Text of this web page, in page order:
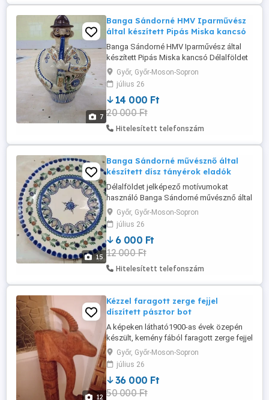
7
Banga Sándorné HMV Iparművész
által készített Pipás Miska kancsó
Banga Sándorné HMV Iparművész által
készített Pipás Miska kancsó Délalföldet
jelképező motívumokat használó Banga
Sándorné művésznő által 1973 ban
készített Miska kancsó eladó. Műtárgy de
étkezési célra egyaránt használható.
Hibátlan, eredeti aláírással, évjárattal
ellátott.
Győr, Győr-Moson-Sopron
július 26
14 000 Ft
20 000 Ft
Hitelesített telefonszám
15
Banga Sándorné művésznő által
készített dísz tányérok eladók
Délalföldet jelképező motívumokat
használó Banga Sándorné művésznő által
készített dísz tányérok eladók. Műtárgy
de étkezési célra egyaránt használható.
Hibátlan, eredeti aláírással, évjárattal
ellátott. Mérete: min 30cm átmérő max
33cm átmérő 6 darab eladó 15000 db
Győr, Győr-Moson-Sopron
július 26
6 000 Ft
12 000 Ft
Hitelesített telefonszám
12
Kézzel faragott zerge fejjel
díszített pásztor bot
A képeken látható1900-as évek özepén
készült, kemény fából faragott zerge fejjel
és növényi, állati motívumokkal díszített
pásztor bot. Mely nagyon aprólékos és
finom kidolgozású kézi munkával egyedi
készítésü bot. Méretek: fej: 12x3,5cm
faragott szarvak.6cm fogantyú: 18cx3cm
Győr, Győr-Moson-Sopron
július 26
36 000 Ft
50 000 Ft